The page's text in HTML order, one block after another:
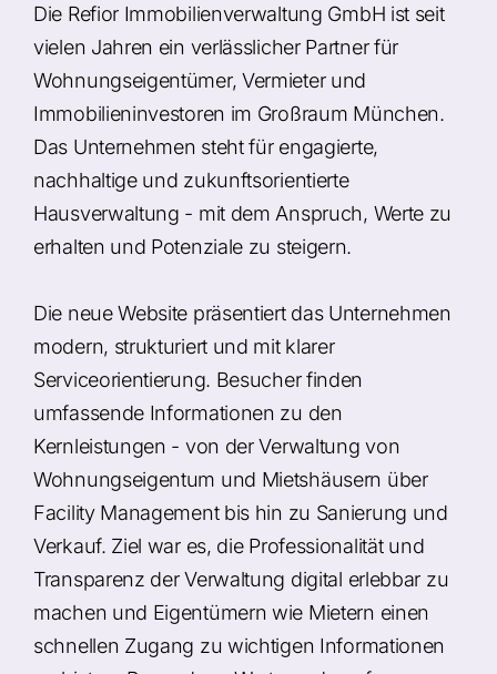
Die Refior Immobilienverwaltung GmbH ist seit
vielen Jahren ein verlässlicher Partner für
Wohnungseigentümer, Vermieter und
Immobilieninvestoren im Großraum München.
Das Unternehmen steht für engagierte,
nachhaltige und zukunftsorientierte
Hausverwaltung - mit dem Anspruch, Werte zu
erhalten und Potenziale zu steigern.
Die neue Website präsentiert das Unternehmen
modern, strukturiert und mit klarer
Serviceorientierung. Besucher finden
umfassende Informationen zu den
Kernleistungen - von der Verwaltung von
Wohnungseigentum und Mietshäusern über
Facility Management bis hin zu Sanierung und
Verkauf. Ziel war es, die Professionalität und
Transparenz der Verwaltung digital erlebbar zu
machen und Eigentümern wie Mietern einen
schnellen Zugang zu wichtigen Informationen